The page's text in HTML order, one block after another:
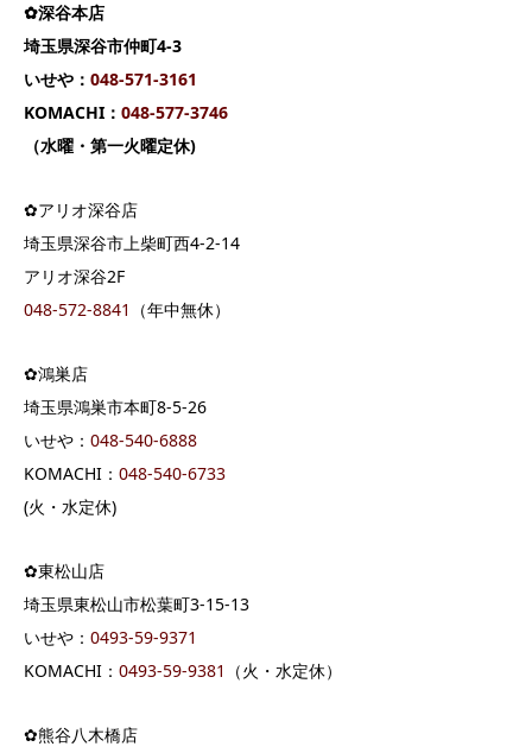
✿深谷本店
埼玉県深谷市仲町4-3
いせや： 048-571-3161
KOMACHI： 048-577-3746
（水曜・第一火曜定休)
✿アリオ深谷店
埼玉県深谷市上柴町西4-2-14
アリオ深谷2F
048-572-8841
（年中無休）
✿鴻巣店
埼玉県鴻巣市本町8-5-26
いせや： 048-540-6888
KOMACHI： 048-540-6733
(火・水定休)
✿東松山店
埼玉県東松山市松葉町3-15-13
いせや： 0493-59-9371
KOMACHI： 0493-59-9381 （火・水定休）
✿熊谷八木橋店